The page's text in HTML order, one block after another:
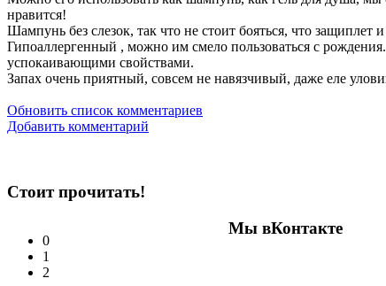
нравится!
Шампунь без слезок, так что не стоит бояться, что защиплет
Гипоаллергенный , можно им смело пользоваться с
успокаивающими свойствами.
Запах очень приятный, совсем не навязчивый, даже еле
Обновить список комментариев
Добавить комментарий
Стоит прочитать!
0
1
2
Мы вКонтакте